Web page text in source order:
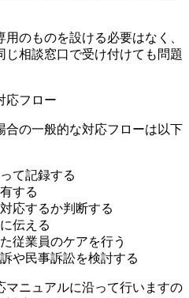
のものを設ける必要はなく、
相談窓口で受け付けても問題
応フロー
合の一般的な対応フローは以下
て記録する
する
応するか判断する
伝える
従業員のケアを行う
や民事訴訟を検討する
マニュアルに沿って行いますの